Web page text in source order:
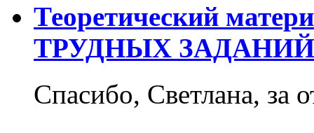
Теоретический
ТРУДНЫХ
Спасибо, Светлана, за